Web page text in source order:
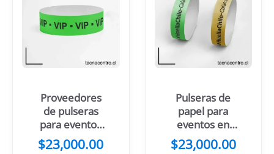
Proveedores
de pulseras
para eventos
de papel
$23,000.00
Pulseras de
papel para
eventos en
Calama
$23,000.00